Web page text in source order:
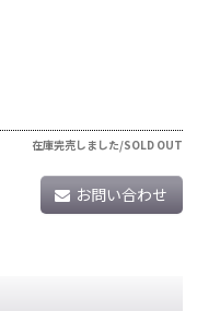
在庫完売しました/SOLD OUT
お問い合わせ